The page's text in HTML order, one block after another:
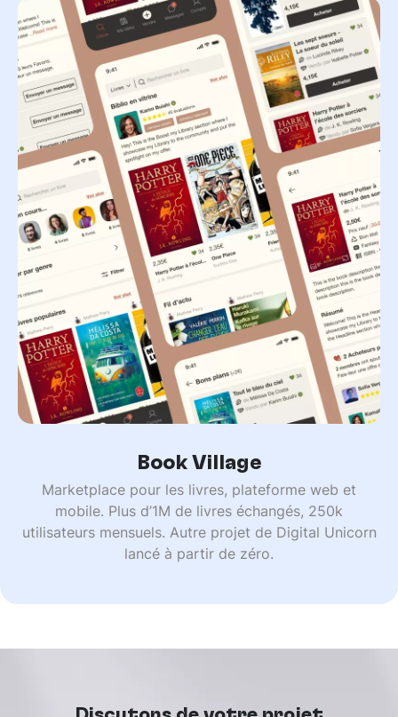
Book Village
Marketplace pour les livres, plateforme web et
mobile. Plus d’1M de livres échangés, 250k
utilisateurs mensuels. Autre projet de Digital Unicorn
lancé à partir de zéro.